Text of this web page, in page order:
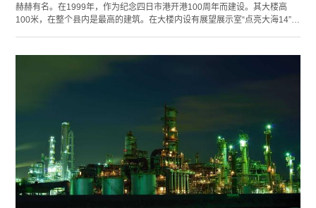
赫赫有名。在1999年，作为纪念四日市港开港100周年而建设。其大楼高
100米，在整个县内是最高的建筑。在大楼内设有展望展示室“点亮大海14”和
至9点，作为一处可以欣赏工场群和企业联合建筑群的夜景的观赏地，非常有